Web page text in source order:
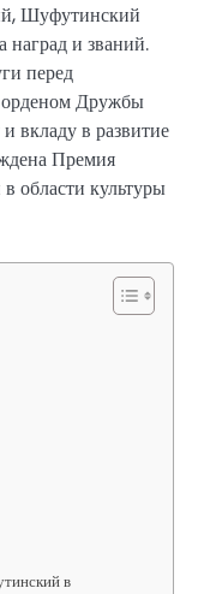
Шуфутинский
наград и званий.
перед
орденом Дружбы
вкладу в развитие
Премия
области культуры
в